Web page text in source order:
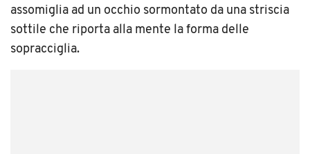
assomiglia ad un occhio sormontato da una striscia
sottile che riporta alla mente la forma delle
sopracciglia.